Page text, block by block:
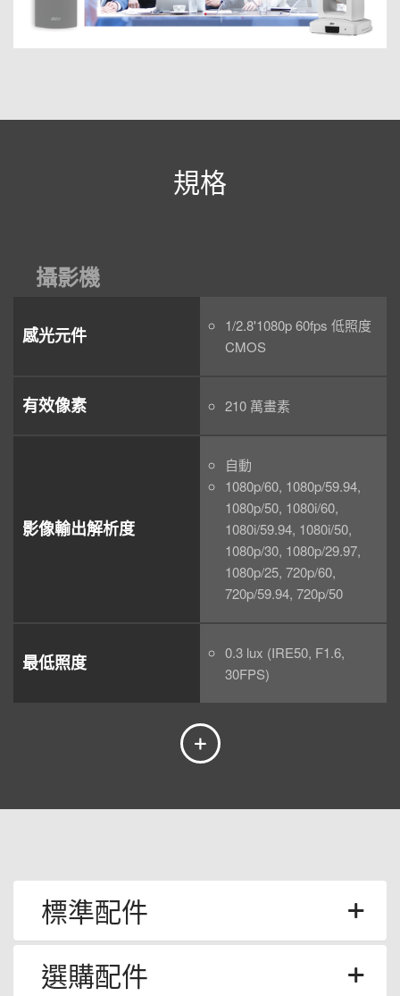
規格
攝影機
感光元件
1/2.8'1080p 60fps 低照度
CMOS
有效像素 210 萬畫素
影像輸出解析度
自動
1080p/60, 1080p/59.94,
1080p/50, 1080i/60,
1080i/59.94, 1080i/50,
1080p/30, 1080p/29.97,
1080p/25, 720p/60,
720p/59.94, 720p/50
最低照度
0.3 lux (IRE50, F1.6,
30FPS)
標準配件
選購配件